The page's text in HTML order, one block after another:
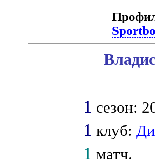
1 сезон:
1 клуб:
1 матч.